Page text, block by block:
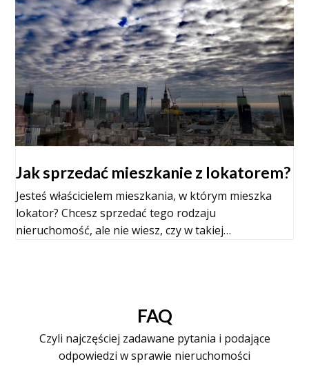
Jak sprzedać mieszkanie z lokatorem?
Jesteś właścicielem mieszkania, w którym mieszka
lokator? Chcesz sprzedać tego rodzaju
nieruchomość, ale nie wiesz, czy w takiej…
FAQ
Czyli najczęściej zadawane pytania i podające
odpowiedzi w sprawie nieruchomości